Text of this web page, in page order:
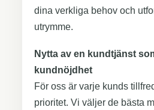
dina verkliga behov och
utrymme.
Nytta av en kundtjänst
kundnöjdhet
För oss är varje kunds
prioritet. Vi väljer de bästa